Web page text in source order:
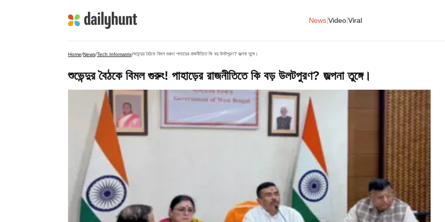
News Video Viral
Home/News/Tech Infomatrix/শুভেন্দুর বৈঠকে বিমল গুরুং! পাহাড়ের রাজনীতিতে কি বড় উলটপুরণ? জল্পনা তুঙ্গে।
শুভেন্দুর বৈঠকে বিমল গুরুং! পাহাড়ের রাজনীতিতে কি বড় উলটপুরণ? জল্পনা তুঙ্গে।